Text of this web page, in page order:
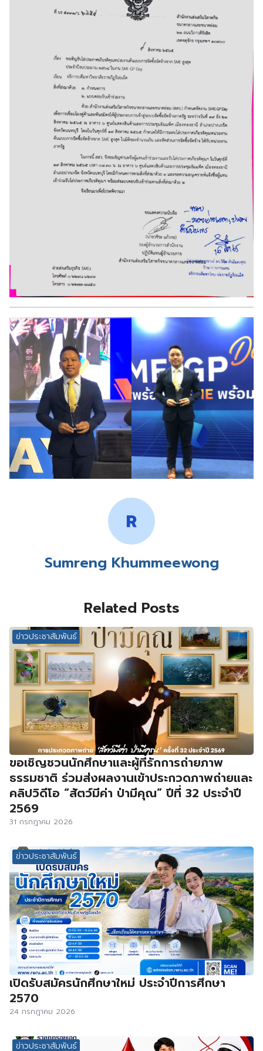
Sumreng Khummeewong
Related Posts
ข่าวประชาสัมพันธ์
ขอเชิญชวนนักศึกษาและผู้ที่รักการถ่ายภาพ
ธรรมชาติ ร่วมส่งผลงานเข้าประกวดภาพถ่ายและ
คลิปวิดีโอ “สัตว์มีค่า ป่ามีคุณ” ปีที่ 32 ประจำปี
2569
31 กรกฎาคม 2026
ข่าวประชาสัมพันธ์
เปิดรับสมัครนักศึกษาใหม่ ประจำปีการศึกษา
2570
24 กรกฎาคม 2026
ข่าวประชาสัมพันธ์